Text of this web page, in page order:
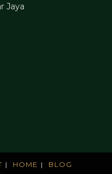
Jaya
HOME BLOG